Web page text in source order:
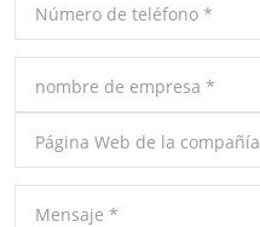
Número de teléfono *
nombre de empresa *
Página Web de la compañía
Mensaje *